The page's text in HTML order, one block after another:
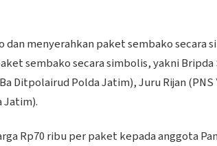
menyerahkan paket sembako secara
sembako secara simbolis, yakni Bripda
Ditpolairud Polda Jatim), Juru Rijan (PNS
Jatim).
Rp70 ribu per paket kepada anggota